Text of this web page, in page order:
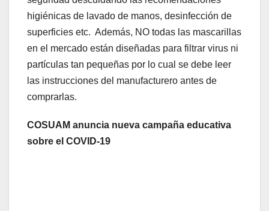
higiénicas de lavado de manos, desinfección de
superficies etc. Además, NO todas las mascarillas
en el mercado están diseñadas para filtrar virus ni
partículas tan pequeñas por lo cual se debe leer
las instrucciones del manufacturero antes de
comprarlas.
COSUAM anuncia nueva campaña educativa
sobre el COVID-19